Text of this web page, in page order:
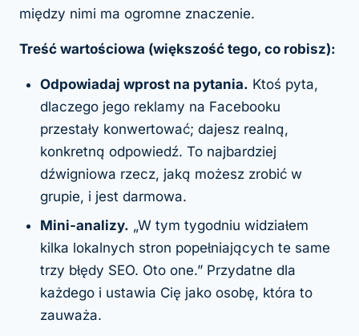
między nimi ma ogromne znaczenie.
Treść wartościowa (większość tego, co robisz):
Odpowiadaj wprost na pytania. Ktoś pyta,
dlaczego jego reklamy na Facebooku
przestały konwertować; dajesz realną,
konkretną odpowiedź. To najbardziej
dźwigniowa rzecz, jaką możesz zrobić w
grupie, i jest darmowa.
Mini-analizy. „W tym tygodniu widziałem
kilka lokalnych stron popełniających te same
trzy błędy SEO. Oto one.” Przydatne dla
każdego i ustawia Cię jako osobę, która to
zauważa.